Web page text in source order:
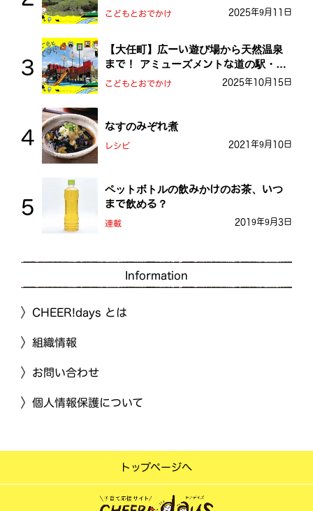
を探検しよう！
こどもとおでかけ 2025年9月11日
【大任町】広ーい遊び場から天然温泉
まで！ アミューズメントな道の駅・お
おとう桜街道
こどもとおでかけ 2025年10月15日
なすのみぞれ煮
レシピ 2021年9月10日
ペットボトルの飲みかけのお茶、いつ
まで飲める？
連載 2019年9月3日
Information
CHEER!days とは
組織情報
お問い合わせ
個人情報保護について
トップページへ